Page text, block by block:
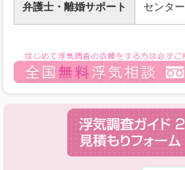
弁護士・離婚サポート
センター